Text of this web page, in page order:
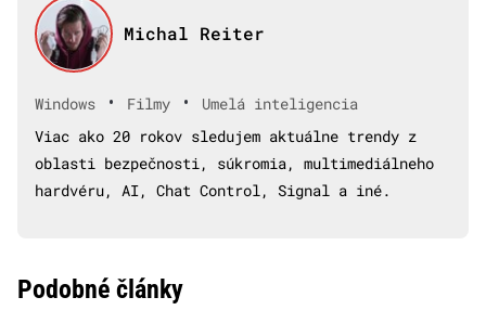
Michal Reiter
Windows • Filmy •
Umelá inteligencia
Viac ako 20 rokov sledujem aktuálne trendy z
oblasti bezpečnosti, súkromia, multimediálneho
hardvéru, AI, Chat Control, Signal a iné.
Podobné články